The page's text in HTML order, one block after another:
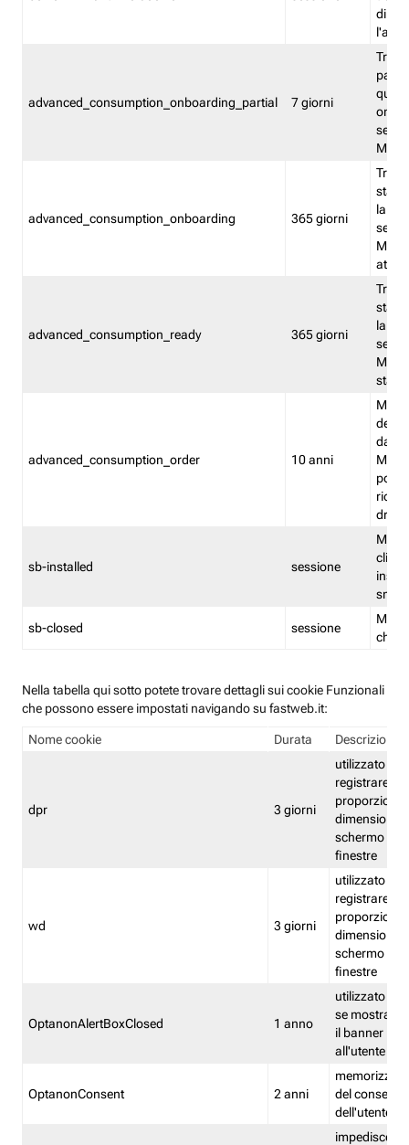
advanced_consumption_onboarding_partial 7 giorni
advanced_consumption_onboarding 365 giorni
stata
la
advanced_consumption_ready 365 giorni
stata
la
stato
advanced_consumption_order 10 anni
delle
sb-installed sessione
sb-closed sessione
Nella tabella qui sotto potete trovare dettagli sui cookie Funzionali
che possono essere impostati navigando su fastweb.it:
Nome cookie Durata Descrizione
dpr 3 giorni
utilizzato per
registrare le
proporzioni
dimensioni
schermo e
finestre
wd 3 giorni
utilizzato per
registrare le
proporzioni
dimensioni
schermo e
finestre
OptanonAlertBoxClosed 1 anno
utilizzato per
se mostrare
il banner
all'utente
OptanonConsent 2 anni
memorizza
del
dell'utente
impedisce di